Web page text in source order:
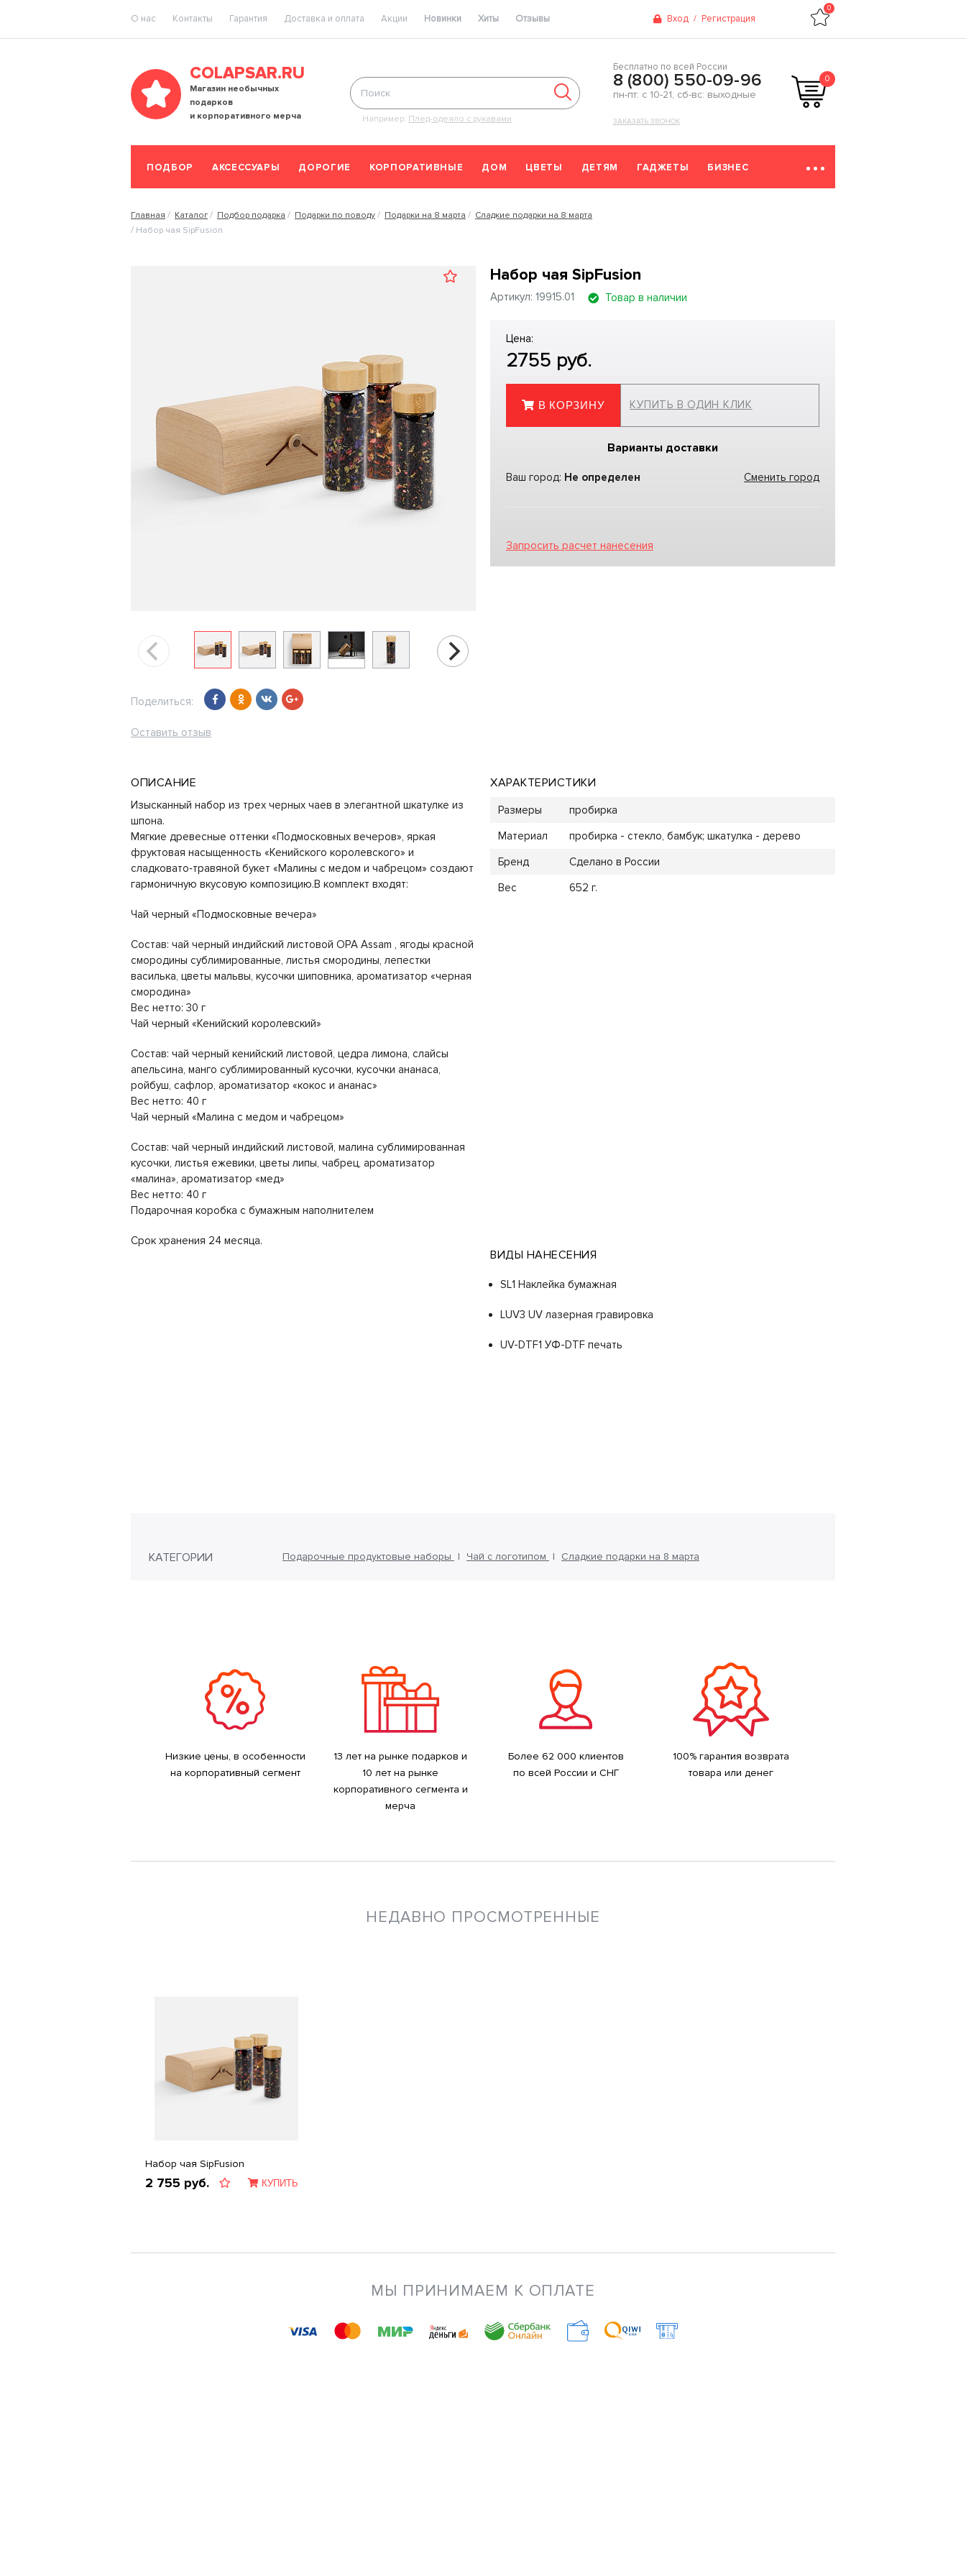
O нас Контакты Гарантия Доставка и оплата Акции Новинки Хиты Отзывы Вход / Регистрация
0
COLAPSAR.RU
Магазин необычных
подарков
и корпоративного мерча
Например: Плед-одеяло с рукавами
Бесплатно по всей России
8 (800) 550-09-96
пн-пт: с 10-21, сб-вс: выходные
ЗАКАЗАТЬ ЗВОНОК
0
ПОДБОР АКСЕССУАРЫ ДОРОГИЕ КОРПОРАТИВНЫЕ ДОМ ЦВЕТЫ ДЕТЯМ ГАДЖЕТЫ БИЗНЕС
Главная Каталог Подбор подарка Подарки по поводу Подарки на 8 марта
Сладкие подарки на 8 марта
Набор чая SipFusion
Поделиться:
Оставить отзыв
Набор чая SipFusion
Артикул: 19915.01 Товар в наличии
Цена:
2755 руб.
В КОРЗИНУ КУПИТЬ В ОДИН КЛИК
Варианты доставки
Ваш город: Не определен Сменить город
Запросить расчет нанесения
ОПИСАНИЕ
Изысканный набор из трех черных чаев в элегантной шкатулке из
шпона.
Мягкие древесные оттенки «Подмосковных вечеров», яркая
фруктовая насыщенность «Кенийского королевского» и
сладковато‑травяной букет «Малины с медом и чабрецом» создают
гармоничную вкусовую композицию.В комплект входят:
Чай черный «Подмосковные вечера»
Состав: чай черный индийский листовой OPА Assam , ягоды красной
смородины сублимированные, листья смородины, лепестки
василька, цветы мальвы, кусочки шиповника, ароматизатор «черная
смородина»
Вес нетто: 30 г
Чай черный «Кенийский королевский»
Состав: чай черный кенийский листовой, цедра лимона, слайсы
апельсина, манго сублимированный кусочки, кусочки ананаса,
ройбуш, сафлор, ароматизатор «кокос и ананас»
Вес нетто: 40 г
Чай черный «Малина с медом и чабрецом»
Состав: чай черный индийский листовой, малина сублимированная
кусочки, листья ежевики, цветы липы, чабрец, ароматизатор
«малина», ароматизатор «мед»
Вес нетто: 40 г
Подарочная коробка с бумажным наполнителем
Срок хранения 24 месяца.
ХАРАКТЕРИСТИКИ
Размеры
пробирка
Материал
пробирка - стекло, бамбук; шкатулка - дерево
Бренд
Сделано в России
Вес
652 г.
ВИДЫ НАНЕСЕНИЯ
SL1 Наклейка бумажная
LUV3 UV лазерная гравировка
UV-DTF1 УФ-DTF печать
КАТЕГОРИИ Подарочные продуктовые наборы Чай с логотипом Сладкие подарки на 8 марта
Низкие цены, в особенности
на корпоративный сегмент
13 лет на рынке подарков и
10 лет на рынке
корпоративного сегмента и
мерча
Более 62 000 клиентов
по всей России и СНГ
100% гарантия возврата
товара или денег
НЕДАВНО ПРОСМОТРЕННЫЕ
Набор чая SipFusion
2 755 руб. КУПИТЬ
МЫ ПРИНИМАЕМ К ОПЛАТЕ